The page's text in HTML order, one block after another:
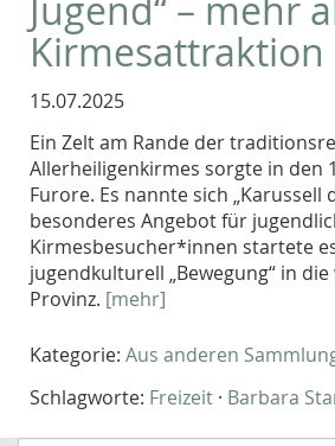
Jugend“ – mehr
Kirmesattraktion
15.07.2025
Ein Zelt am Rande der
Allerheiligenkirmes sorgte in den
Furore. Es nannte sich „Karussell
besonderes Angebot für
Kirmesbesucher*innen startete
jugendkulturell „Bewegung“ in
Provinz. [mehr]
Kategorie: Aus anderen
Schlagworte: Freizeit · Barbara